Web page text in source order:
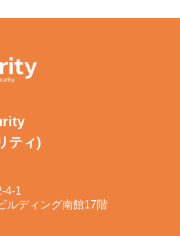
ティ)
4-1
ルディング南館17階